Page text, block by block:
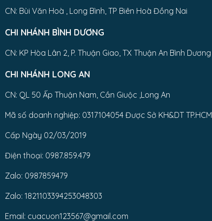
CN: Bùi Văn Hoà , Long Bình, TP Biên Hoà Đồng Nai
CHI NHÁNH BÌNH DƯƠNG
CN: KP Hòa Lân 2, P. Thuận Giao, TX Thuận An Bình Dương
CHI NHÁNH LONG AN
CN: QL 50 Ấp Thuận Nam, Cần Giuộc ,Long An
Mã số doanh nghiệp: 0317104054 Được Sở KH&DT TP.HCM
Cấp Ngày 02/03/2019
Điện thoại: 0987.859.479
Zalo: 0987859479
Zalo: 1821103394253048303
Email: cuacuon123567@gmail.com